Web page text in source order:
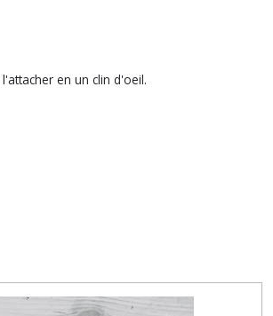
en un clin d'oeil.